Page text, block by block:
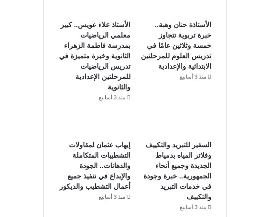
الأستاذة حنان وهبة..
خبرة تربوية تتجاوز
خمسة وثلاثين عامًا في
تدريس العلوم للمرحلتين
الابتدائية والإعدادية
منذ 3 أسابيع
الأستاذ علاء عويس.. كبير
معلمي الرياضيات
بمدرسة فاطمة الزهراء
الثانوية وخبرة متميزة في
تدريس الرياضيات
للمرحلتين الإعدادية
والثانوية
منذ 3 أسابيع
السفير للتبريد والتكييف
وفلاتر المياه بدمياط
الجديدة وجميع أنحاء
الجمهورية.. خبرة وجودة
في خدمات التبريد
والتكييف
منذ 3 أسابيع
إيهاب عثمان لمقاولات
التشطيبات المتكاملة
والدهانات.. الجودة
والإبداع في تنفيذ جميع
أعمال التشطيب والديكور
منذ 3 أسابيع